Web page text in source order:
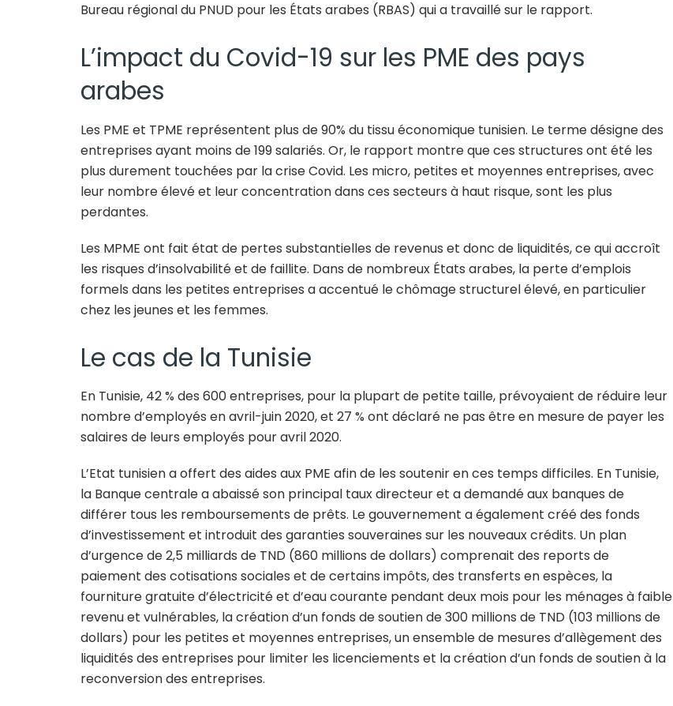
Bureau régional du PNUD pour les États arabes (RBAS) qui a travaillé sur le rapport.
L’impact du Covid-19 sur les PME des pays
arabes
Les PME et TPME représentent plus de 90% du tissu économique tunisien. Le terme désigne des
entreprises ayant moins de 199 salariés. Or, le rapport montre que ces structures ont été les
plus durement touchées par la crise Covid. Les micro, petites et moyennes entreprises, avec
leur nombre élevé et leur concentration dans ces secteurs à haut risque, sont les plus
perdantes.
Les MPME ont fait état de pertes substantielles de revenus et donc de liquidités, ce qui accroît
les risques d’insolvabilité et de faillite. Dans de nombreux États arabes, la perte d’emplois
formels dans les petites entreprises a accentué le chômage structurel élevé, en particulier
chez les jeunes et les femmes.
Le cas de la Tunisie
En Tunisie, 42 % des 600 entreprises, pour la plupart de petite taille, prévoyaient de réduire leur
nombre d’employés en avril-juin 2020, et 27 % ont déclaré ne pas être en mesure de payer les
salaires de leurs employés pour avril 2020.
L’Etat tunisien a offert des aides aux PME afin de les soutenir en ces temps difficiles. En Tunisie,
la Banque centrale a abaissé son principal taux directeur et a demandé aux banques de
différer tous les remboursements de prêts. Le gouvernement a également créé des fonds
d’investissement et introduit des garanties souveraines sur les nouveaux crédits. Un plan
d’urgence de 2,5 milliards de TND (860 millions de dollars) comprenait des reports de
paiement des cotisations sociales et de certains impôts, des transferts en espèces, la
fourniture gratuite d’électricité et d’eau courante pendant deux mois pour les ménages à faible
revenu et vulnérables, la création d’un fonds de soutien de 300 millions de TND (103 millions de
dollars) pour les petites et moyennes entreprises, un ensemble de mesures d’allègement des
liquidités des entreprises pour limiter les licenciements et la création d’un fonds de soutien à la
reconversion des entreprises.